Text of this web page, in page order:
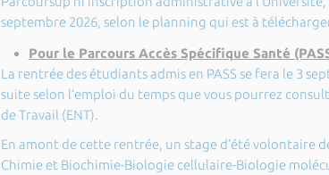
septembre 2026, selon le planning qui est à
Pour le Parcours Accès Spécifique Santé
La rentrée des étudiants admis en PASS se fera le 3
suite selon l’emploi du temps que vous pourrez
de Travail (ENT).
En amont de cette rentrée, un stage d’été volontaire
Chimie et Biochimie-Biologie cellulaire-Biologie